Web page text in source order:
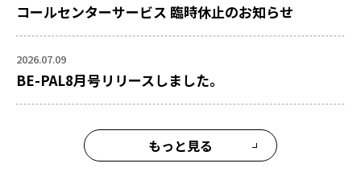
コールセンターサービス 臨時休止のお知らせ
2026.07.09
BE-PAL8月号リリースしました。
もっと見る